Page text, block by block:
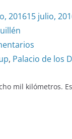
201615 julio,
, Palacio de los
mil kilómetros.